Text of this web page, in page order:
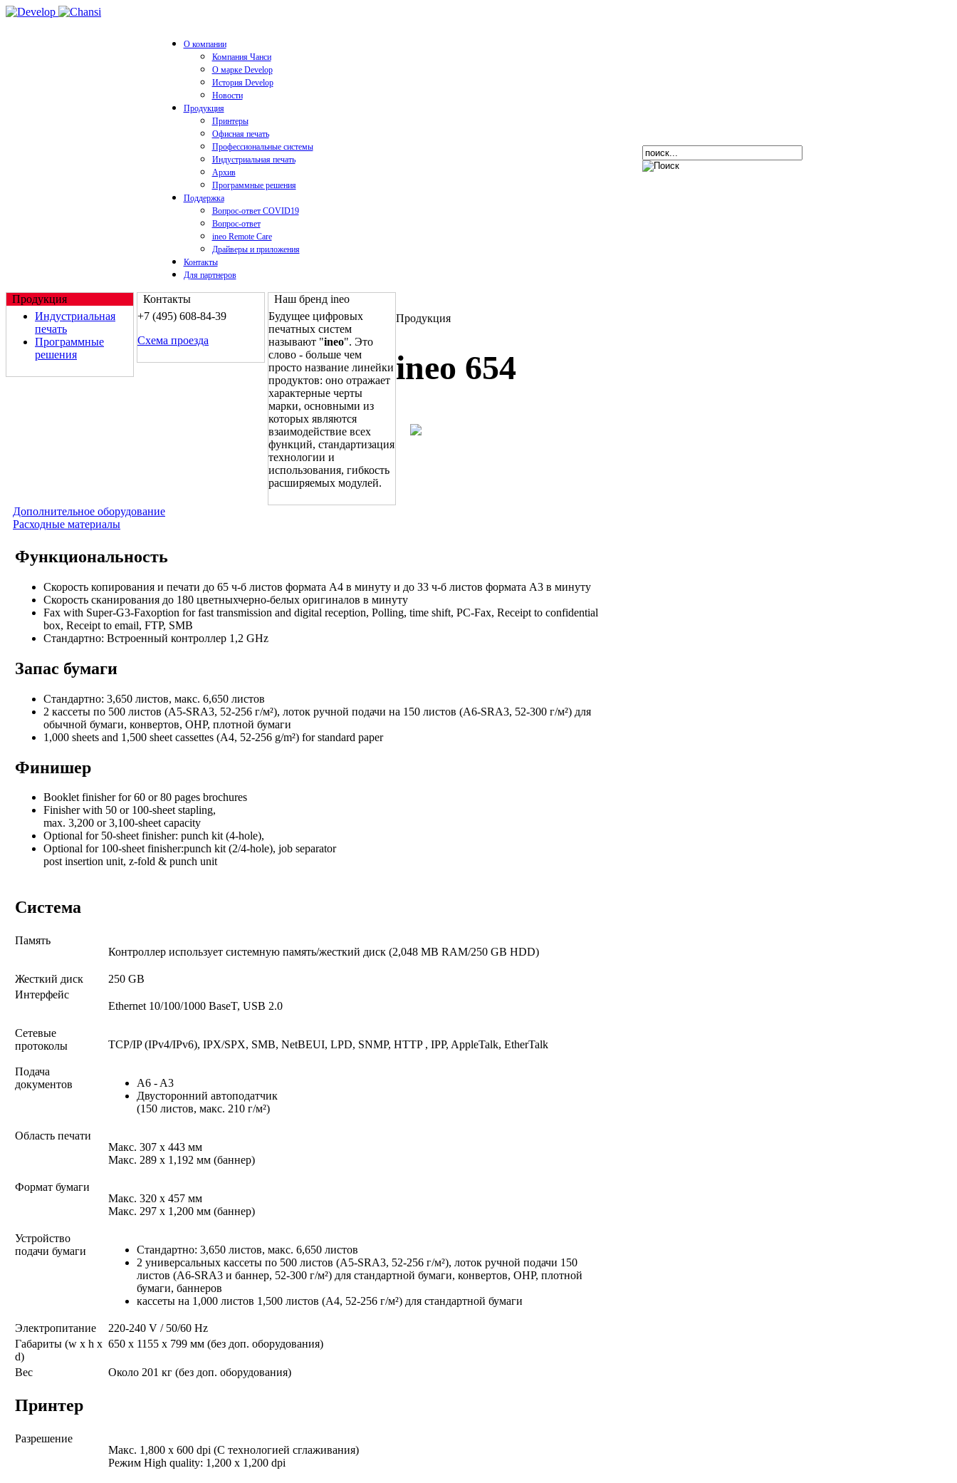
О компании
Компания Чанси
О марке Develop
История Develop
Новости
Продукция
Принтеры
Офисная печать
Профессиональные системы
Индустриальная печать
Архив
Программные решения
Поддержка
Вопрос-ответ COVID19
Вопрос-ответ
ineo Remote Care
Драйверы и приложения
Контакты
Для партнеров
Продукция
Индустриальная
печать
Программные
решения
Контакты
+7 (495) 608-84-39
Схема проезда
Наш бренд ineo
Будущее цифровых
печатных систем
называют "ineo". Это
слово - больше чем
просто название линейки
продуктов: оно отражает
характерные черты
марки, основными из
которых являются
взаимодействие всех
функций, стандартизация
технологии и
использования, гибкость
расширяемых модулей.
Продукция
ineo 654
Дополнительное оборудование
Расходные материалы
Функциональность
Скорость копирования и печати до 65 ч-б листов формата A4 в минуту и до 33 ч-б листов формата A3 в минуту
Скорость сканирования до 180 цветныхчерно-белых оригиналов в минуту
Fax with Super-G3-Faxoption for fast transmission and digital reception, Polling, time shift, PC-Fax, Receipt to confidential
box, Receipt to email, FTP, SMB
Стандартно: Встроенный контроллер 1,2 GHz
Запас бумаги
Стандартно: 3,650 листов, макс. 6,650 листов
2 кассеты по 500 листов (A5-SRA3, 52-256 г/м²), лоток ручной подачи на 150 листов (A6-SRA3, 52-300 г/м²) для
обычной бумаги, конвертов, OHP, плотной бумаги
1,000 sheets and 1,500 sheet cassettes (A4, 52-256 g/m²) for standard paper
Финишер
Booklet finisher for 60 or 80 pages brochures
Finisher with 50 or 100-sheet stapling,
max. 3,200 or 3,100-sheet capacity
Optional for 50-sheet finisher: punch kit (4-hole),
Optional for 100-sheet finisher:punch kit (2/4-hole), job separator
post insertion unit, z-fold & punch unit
Система
Память
Контроллер использует системную память/жесткий диск (2,048 MB RAM/250 GB HDD)
Жесткий диск
250 GB
Интерфейс
Ethernet 10/100/1000 BaseT, USB 2.0
Сетевые
протоколы
TCP/IP (IPv4/IPv6), IPX/SPX, SMB, NetBEUI, LPD, SNMP, HTTP , IPP, AppleTalk, EtherTalk
Подача
документов
A6 - A3
Двусторонний автоподатчик
(150 листов, макс. 210 г/м²)
Область печати
Макс. 307 x 443 мм
Макс. 289 x 1,192 мм (баннер)
Формат бумаги
Макс. 320 x 457 мм
Макс. 297 x 1,200 мм (баннер)
Устройство
подачи бумаги
Стандартно: 3,650 листов, макс. 6,650 листов
2 универсальных кассеты по 500 листов (A5-SRA3, 52-256 г/м²), лоток ручной подачи 150
листов (A6-SRA3 и баннер, 52-300 г/м²) для стандартной бумаги, конвертов, OHP, плотной
бумаги, баннеров
кассеты на 1,000 листов 1,500 листов (A4, 52-256 г/м²) для стандартной бумаги
Электропитание
220-240 V / 50/60 Hz
Габариты (w x h x
d)
650 x 1155 x 799 мм (без доп. оборудования)
Вес Около 201 кг (без доп. оборудования)
Принтер
Разрешение
Макс. 1,800 x 600 dpi (С технологией сглаживания)
Режим High quality: 1,200 x 1,200 dpi